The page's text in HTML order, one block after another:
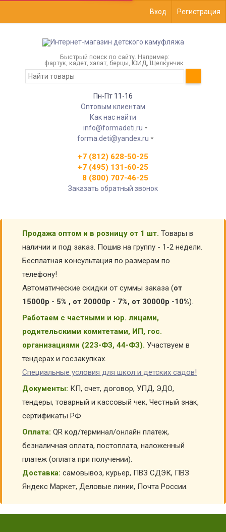
Вход Регистрация
Быстрый поиск по сайту. Например:
фартук, кадет, халат, берцы, ЮИД, Щелкунчик
Пн-Пт 11-16
Оптовым клиентам
Как нас найти
info@formadeti.ru
forma.deti@yandex.ru
+7 (812) 628-50-25
+7 (495) 131-60-25
8 (800) 707-46-25
Заказать обратный звонок
Продажа оптом и в розницу от 1 шт. Товары в
наличии и под заказ. Пошив на группу - 1-2 недели.
Бесплатная консультация по размерам по
телефону!
Автоматические скидки от суммы заказа (от
15000р - 5% , от 20000р - 7%, от 30000р -10%).
Работаем с частными и юр. лицами,
родительскими комитетами, ИП, гос.
организациями (223-ФЗ, 44-ФЗ). Участвуем в
тендерах и госзакупках.
Специальные условия для школ и детских садов!
Документы: КП, счет, договор, УПД, ЭДО,
тендеры, товарный и кассовый чек, Честный знак,
сертификаты РФ.
Оплата: QR код/терминал/онлайн платеж,
безналичная оплата, постоплата, наложенный
платеж (оплата при получении).
Доставка: самовывоз, курьер, ПВЗ СДЭК, ПВЗ
Яндекс Маркет, Деловые линии, Почта России.